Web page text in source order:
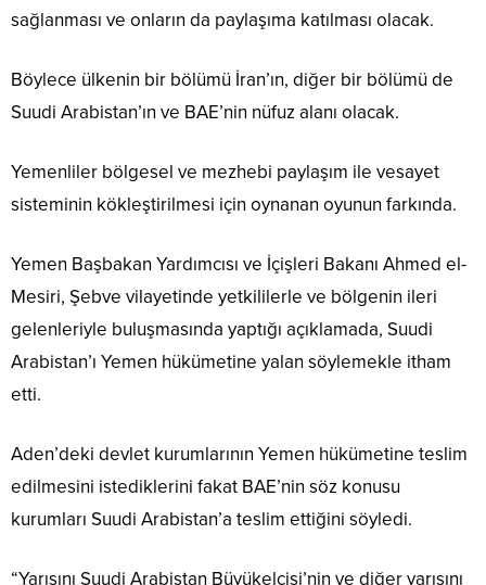
sağlanması ve onların da paylaşıma katılması olacak.
Böylece ülkenin bir bölümü İran’ın, diğer bir bölümü de
Suudi Arabistan’ın ve BAE’nin nüfuz alanı olacak.
Yemenliler bölgesel ve mezhebi paylaşım ile vesayet
sisteminin kökleştirilmesi için oynanan oyunun farkında.
Yemen Başbakan Yardımcısı ve İçişleri Bakanı Ahmed el-
Mesiri, Şebve vilayetinde yetkililerle ve bölgenin ileri
gelenleriyle buluşmasında yaptığı açıklamada, Suudi
Arabistan’ı Yemen hükümetine yalan söylemekle itham
etti.
Aden’deki devlet kurumlarının Yemen hükümetine teslim
edilmesini istediklerini fakat BAE’nin söz konusu
kurumları Suudi Arabistan’a teslim ettiğini söyledi.
“Yarısını Suudi Arabistan Büyükelçisi’nin ve diğer yarısını